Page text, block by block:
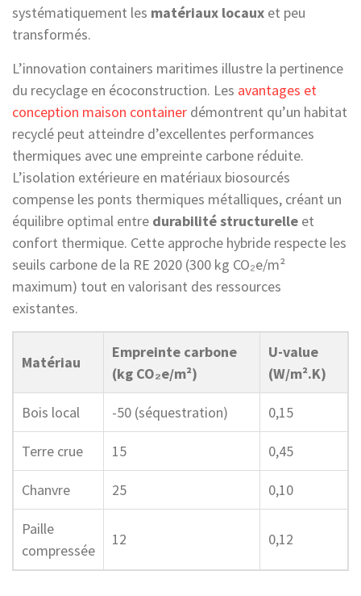
systématiquement les matériaux locaux et peu
transformés.
L’innovation containers maritimes illustre la pertinence
du recyclage en écoconstruction. Les avantages et
conception maison container démontrent qu’un habitat
recyclé peut atteindre d’excellentes performances
thermiques avec une empreinte carbone réduite.
L’isolation extérieure en matériaux biosourcés
compense les ponts thermiques métalliques, créant un
équilibre optimal entre durabilité structurelle et
confort thermique. Cette approche hybride respecte les
seuils carbone de la RE 2020 (300 kg CO₂e/m²
maximum) tout en valorisant des ressources
existantes.
Matériau
Empreinte carbone
(kg CO₂e/m²)
U-value
(W/m².K)
Bois local -50 (séquestration) 0,15
Terre crue 15 0,45
Chanvre 25 0,10
Paille
compressée
12 0,12